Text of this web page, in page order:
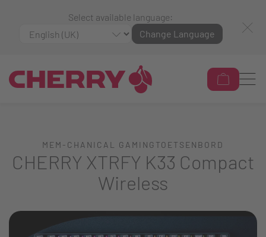
Select available language:
Change Language
MEM-CHANICAL GAMINGTOETSENBORD
CHERRY XTRFY K33 Compact
Wireless